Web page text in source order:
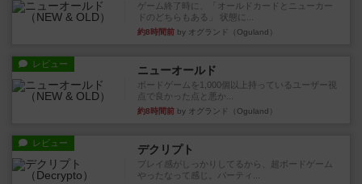
ゲーム終了時に、「オールドカードとニューカー
ドのどちらもある」 状態に...
約8時間前 by オグランド（Oguland）
レビュー ニューオールド
ボードゲームを1,000個以上持っているユーザー視
点で良かった点と悪か...
約8時間前 by オグランド（Oguland）
レビュー デクリプト
プレイ感がしっかりしてるから、超ボードゲーム
やったなって感じ。パーティ...